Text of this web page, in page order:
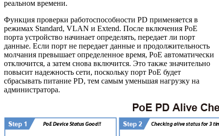
реальном времени.
Функция проверки работоспособности PD применяется в
режимах Standard, VLAN и Extend. После включения PoE
порта устройство начинает определять, передает ли порт
данные. Если порт не передает данные и продолжительность
молчания превышает определенное время, PoE автоматически
отключится, а затем снова включится. Это также значительно
повысит надежность сети, поскольку порт PoE будет
сбрасывать питание PD, тем самым уменьшая нагрузку на
администратора.